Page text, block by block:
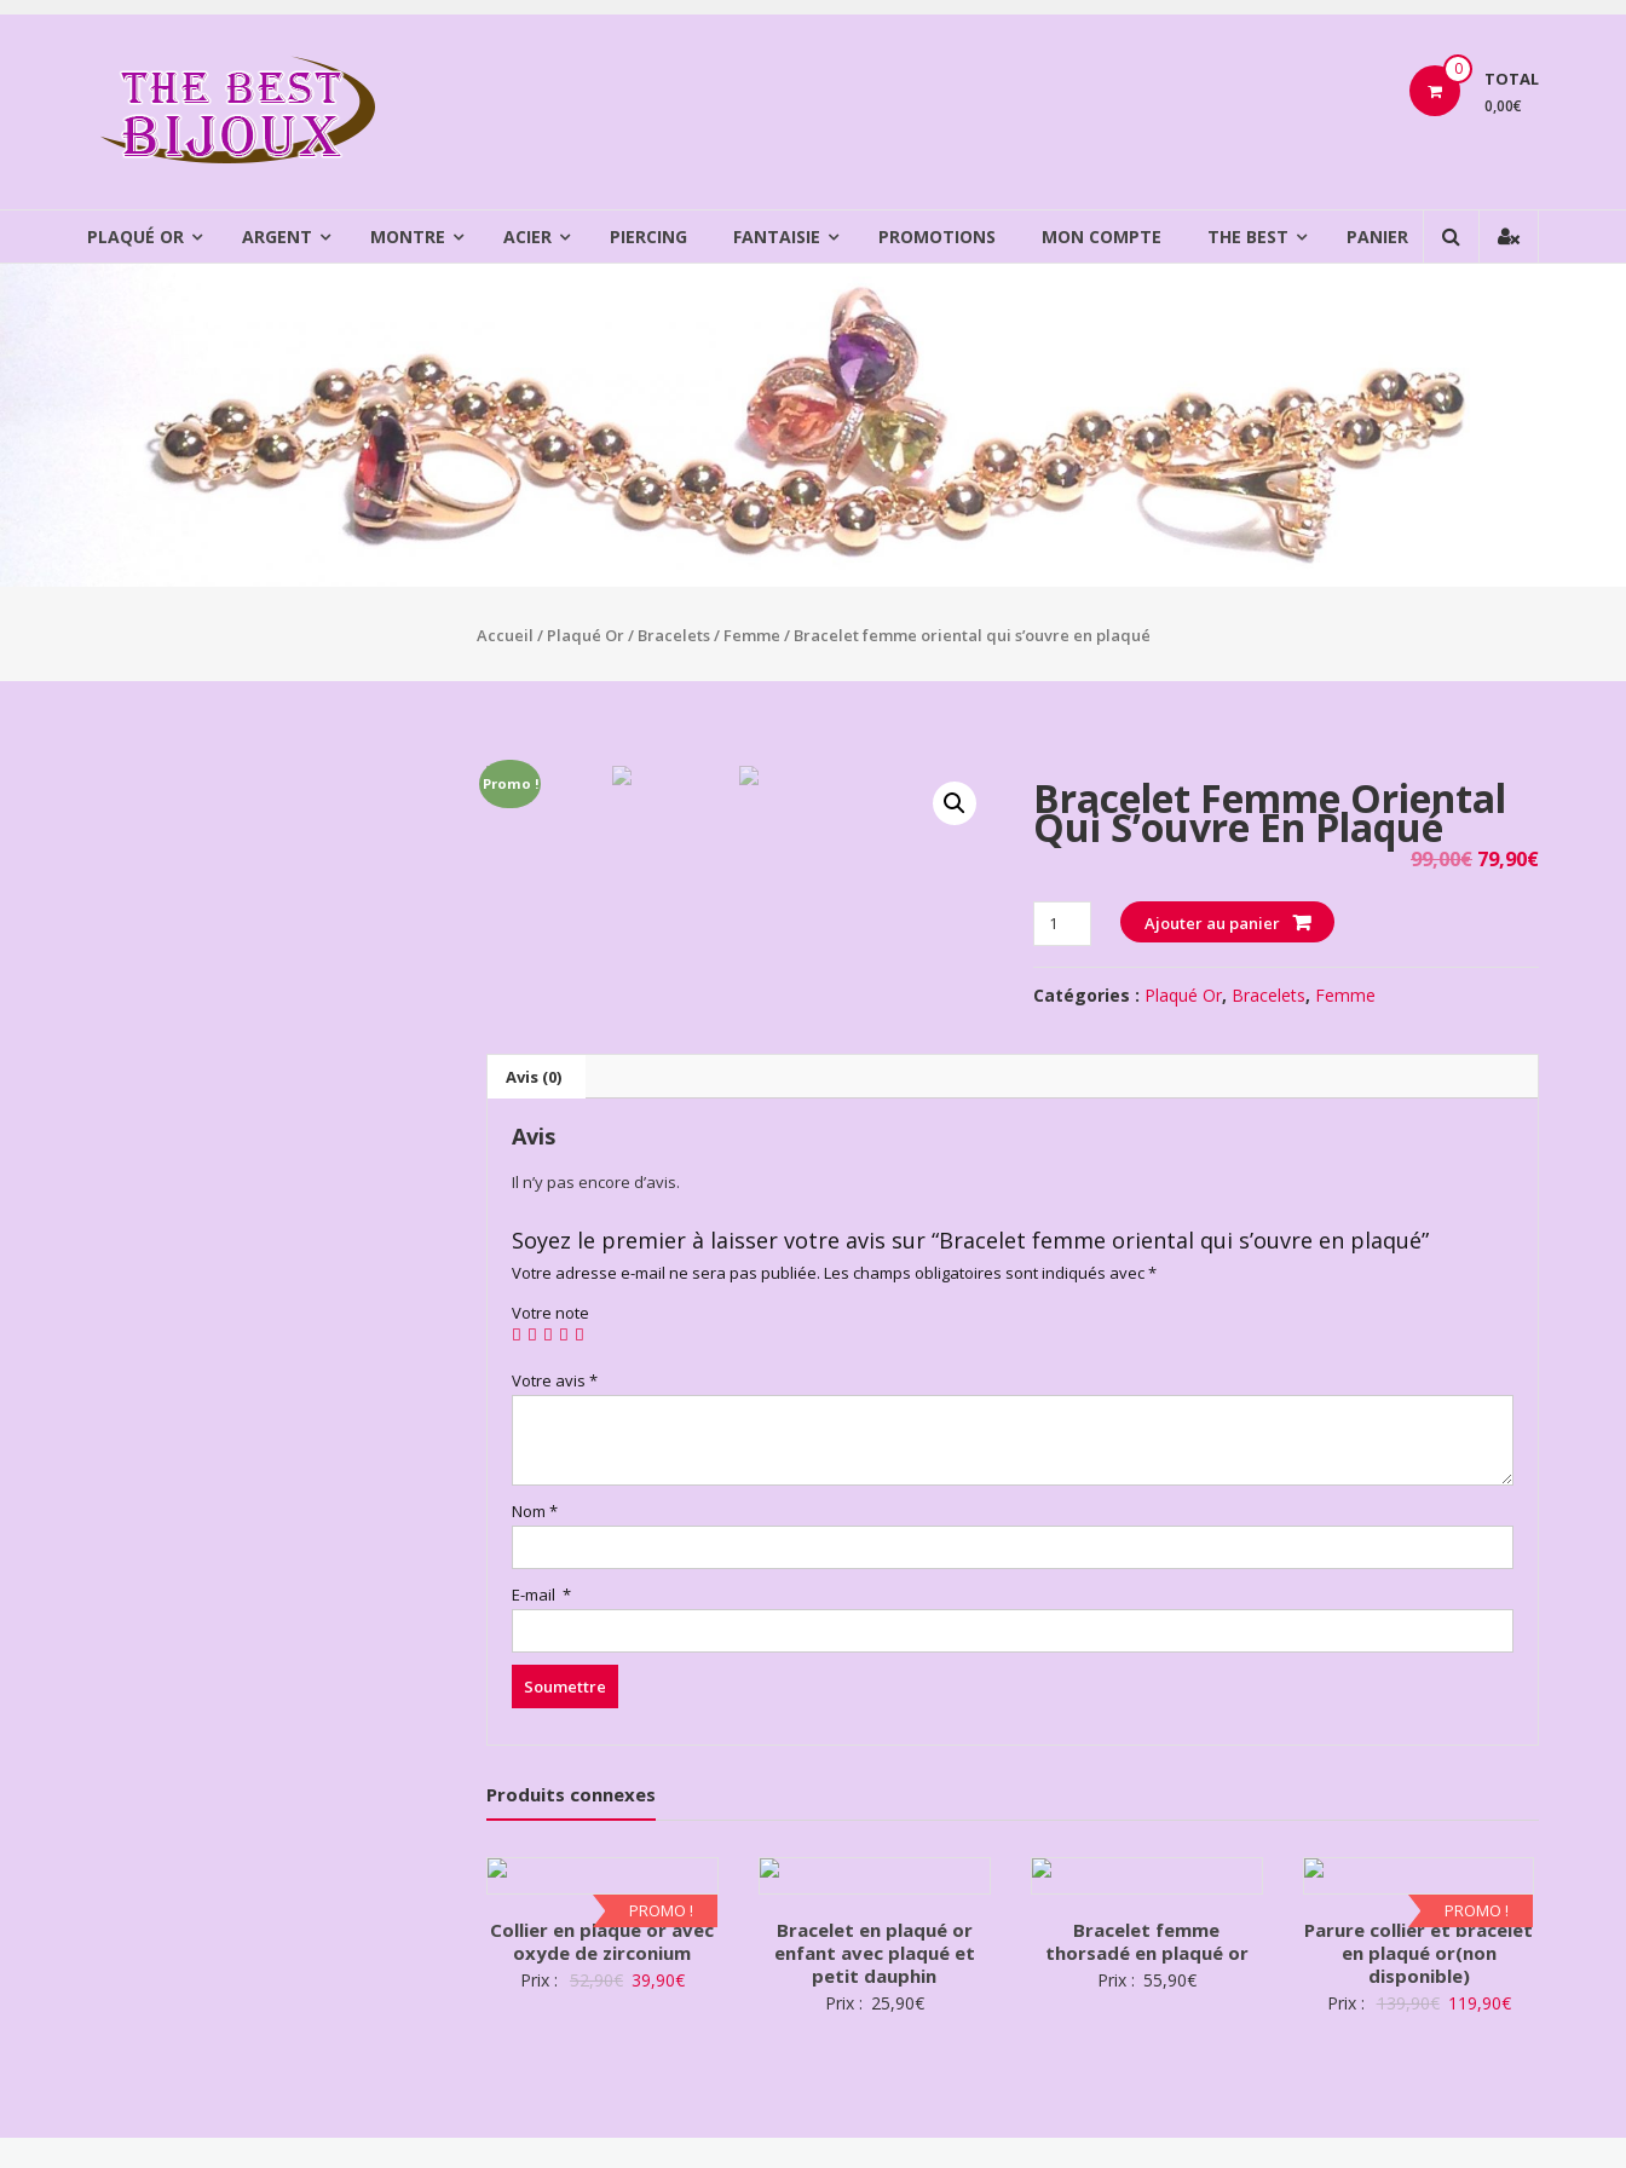
Aller
THEBEST
BIJOUX
VENTE
0 TOTAL
0,00€
PLAQUÉ OR ARGENT MONTRE ACIER PIERCING FANTAISIE PROMOTIONS MON COMPTE THE BEST PANIER
Accueil / Plaqué Or/ Bracelets/ Femme / Bracelet femme oriental qui s’ouvre en plaqué
Promo ! Bracelet Femme Oriental
Qui S’ouvre En Plaqué
99,00€ 79,90€
Quantité Ajouter au panier
Catégories : Plaqué Or, Bracelets, Femme
Avis (0)
Avis
Il n’y pas encore d’avis.
Soyez le premier à laisser votre avis sur “Bracelet femme oriental qui s’ouvre en plaqué”
Votre adresse e-mail ne sera pas publiée. Les champs obligatoires sont indiqués avec*
Votre note
Votre avis *
Nom *
E-mail *
Produits connexes
PROMO !
Collier en plaqué or avec
oxyde de zirconium
Prix : 52,90€ 39,90€
Bracelet en plaqué or
enfant avec plaqué et
petit dauphin
Prix : 25,90€
Bracelet femme
thorsadé en plaqué or
Prix : 55,90€
PROMO !
Parure collier et bracelet
en plaqué or(non
disponible)
Prix : 139,90€ 119,90€